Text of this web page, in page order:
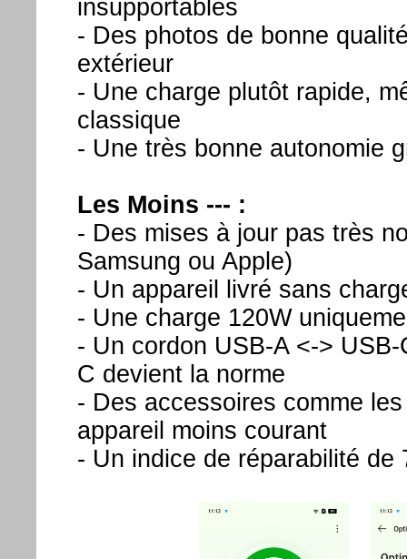
insupportables
- Des photos de bonne
extérieur
- Une charge plutôt rapide,
classique
- Une très bonne autonomie
Les Moins --- :
- Des mises à jour pas très
Samsung ou Apple)
- Un appareil livré sans
- Une charge 120W
- Un cordon USB-A <->
C devient la norme
- Des accessoires comme
appareil moins courant
- Un indice de réparabilité